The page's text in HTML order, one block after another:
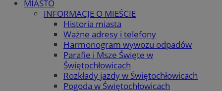
MIASTO
INFORMACJE O MIEŚCIE
Historia miasta
Ważne adresy i telefony
Harmonogram wywozu odpadów
Parafie i Msze Święte w
Świętochłowicach
Rozkłady jazdy w Świętochłowicach
Pogoda w Świętochłowicach